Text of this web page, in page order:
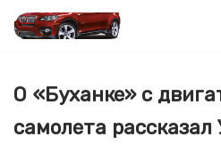
содержимому
О «Буханке» с
самолета рассказал